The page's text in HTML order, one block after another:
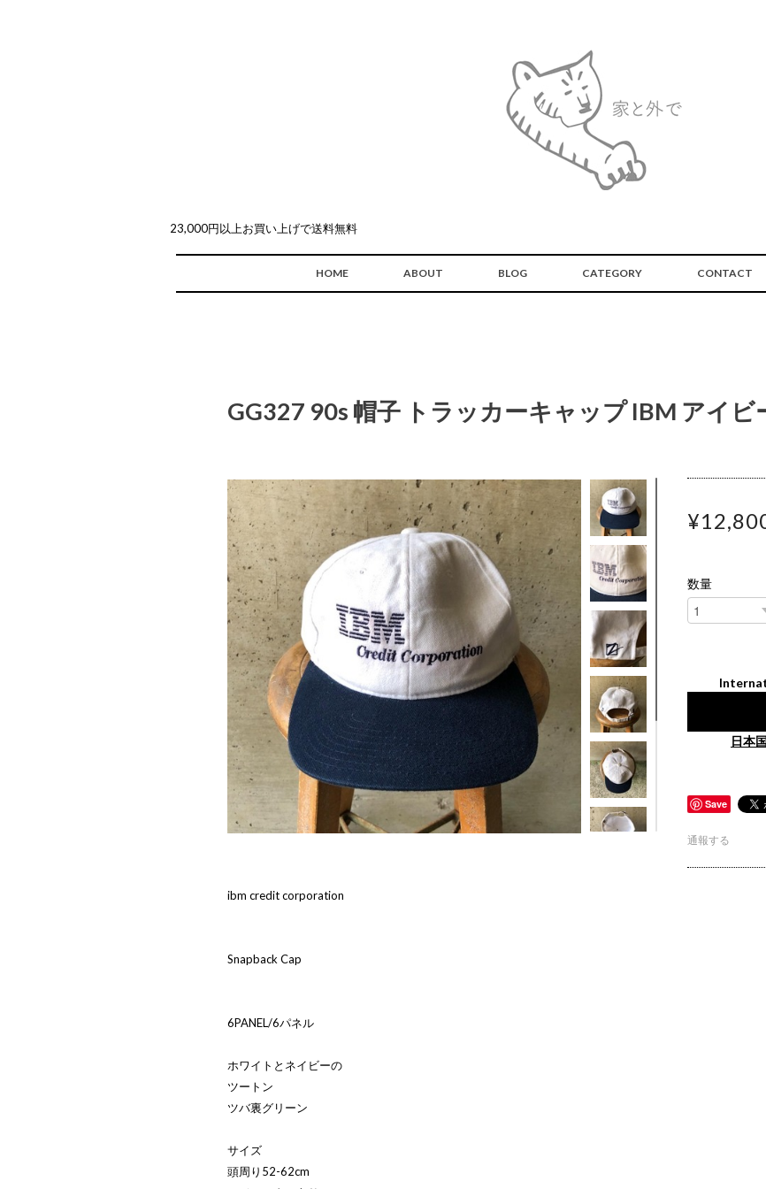
23,000円以上お買い上げで送料無料
HOME ABOUT BLOG CATEGORY CONTACT
GG327 90s 帽子 トラッカーキャップ IBM アイビ
ibm credit corporation
Snapback Cap
6PANEL/6パネル
ホワイトとネイビーの
ツートン
ツバ裏グリーン
サイズ
頭周り52-62cm
数量
日本
Save
通報する